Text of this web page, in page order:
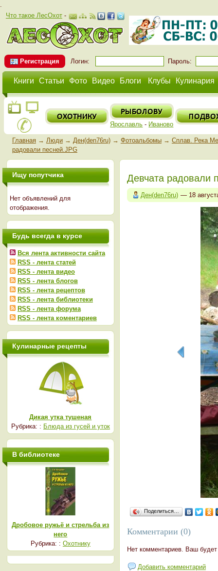
.
Что такое ЛесОхот-
Регистрация Логин: Пароль:
Книги Статьи Фото Видео Блоги Клубы Кулинария
Ярославль - Иваново
Главная→ Люди→ Ден(den76ru)→ Фотоальбомы→ Сплав. Река
радовали песней.JPG
Девчата радовали
Ден(den76ru) — 18
Поделиться…
Комментарии (0)
Нет комментариев. Ваш
Добавить комментарий
Ищу попутчика
Нет объявлений для
отображения.
Будь всегда в курсе
Вся лента активности сайта
RSS - лента статей
RSS - лента видео
RSS - лента блогов
RSS - лента рецептов
RSS - лента библиотеки
RSS - лента форума
RSS - лента коментариев
Кулинарные рецепты
Дикая утка тушеная
Рубрика: : Блюда из гусей и уток
В библиотеке
Дробовое ружьё и стрельба из
него
Рубрика: : Охотнику